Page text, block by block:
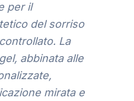
per il
del sorriso
La
abbinata alle
mirata e